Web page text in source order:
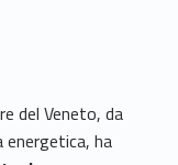
del Veneto, da
energetica, ha